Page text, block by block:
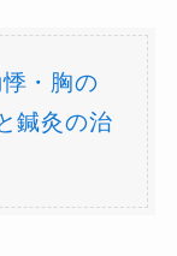
・胸の
鍼灸の治